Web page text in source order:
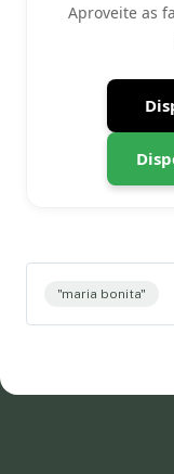
Aproveite as
"maria bonita"